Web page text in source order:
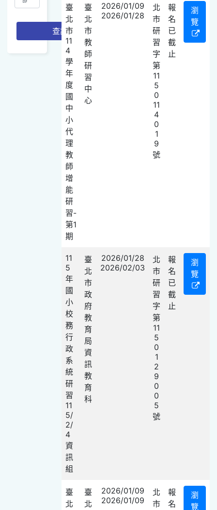
查詢
臺
北
市
11
4
學
年
度
國
中
小
代
理
教
師
增
能
研
習-
第1
期
臺
北
市
教
師
研
習
中
心
2026/01/09
2026/01/28
北
市
研
習
字
第
11
5
0
11
4
0
1
9
號
報
名
已
截
止
瀏
覽
11
5
年
國
小
校
務
行
政
系
統
研
習
11
5/
2/
4
資
訊
組
臺
北
市
政
府
教
育
局
資
訊
教
育
科
2026/01/28
2026/02/03
北
市
研
習
字
第
11
5
0
1
2
9
0
0
5
號
報
名
已
截
止
瀏
覽
臺
北
臺
北
2026/01/09
2026/01/09
北
市
報
名
瀏
覽